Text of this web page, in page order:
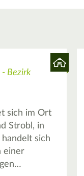
Bezirk
sich im Ort
Strobl, in
sich
einer